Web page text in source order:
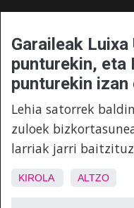
Garaileak
punturekin,
punturekin izan
Lehia satorrek
zuloek
larriak jarri
KIROLA ALTZO